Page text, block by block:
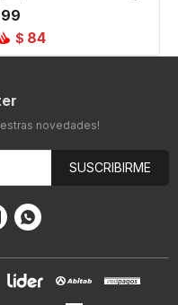
99
$ 84
novedades!
SUSCRIBIRME
